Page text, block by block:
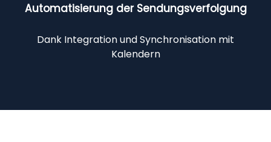
Automatisierung der Sendungsverfolgung
Dank Integration und Synchronisation mit
Kalendern